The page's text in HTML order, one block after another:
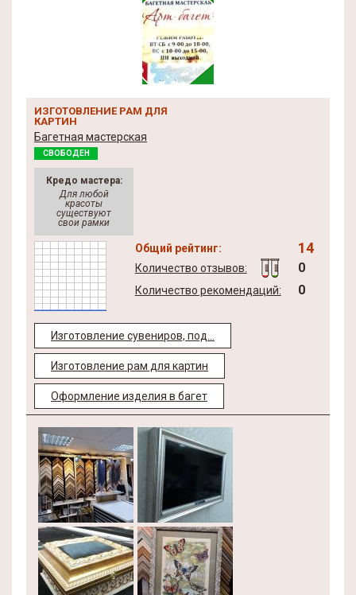
ИЗГОТОВЛЕНИЕ РАМ ДЛЯ
КАРТИН
Багетная мастерская
СВОБОДЕН
Кредо мастера:
Для любой
красоты
существуют
свои рамки
Общий рейтинг: 14
Количество отзывов: 0
Количество рекомендаций: 0
Изготовление сувениров, под...
Изготовление рам для картин
Оформление изделия в багет